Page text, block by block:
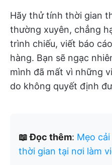
Hãy thử tính thời gian
thường xuyên, chẳng
trình chiếu, viết báo
hàng. Bạn sẽ ngạc
mình đã mất vì những
do không quyết định
📖 Đọc thêm: Mẹo
thời gian tại nơi làm